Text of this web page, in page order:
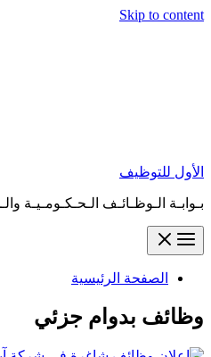
Skip to content
الأول للتوظيف
بـوابـة الـوظـائـف الـحـكـومـيـة
الصفحة الرئيسية
وظائف بدوام جزئي